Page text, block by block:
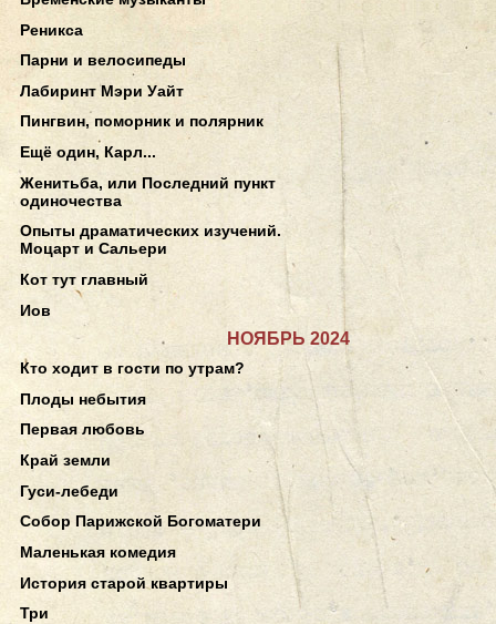
Реникса
Парни и велосипеды
Лабиринт Мэри Уайт
Пингвин, поморник и полярник
Ещё один, Карл...
Женитьба, или Последний пункт
одиночества
Опыты драматических изучений.
Моцарт и Сальери
Кот тут главный
Иов
НОЯБРЬ 2024
Кто ходит в гости по утрам?
Плоды небытия
Первая любовь
Край земли
Гуси-лебеди
Собор Парижской Богоматери
Маленькая комедия
История старой квартиры
Три